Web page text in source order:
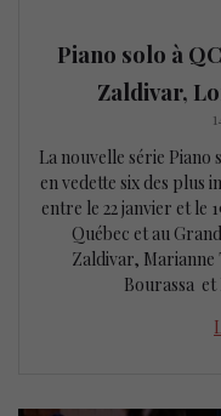
Piano solo à
Zaldivar,
La nouvelle série Piano
en vedette six des plus
entre le 22 janvier et le
Québec et au
Zaldivar,
Bourassa